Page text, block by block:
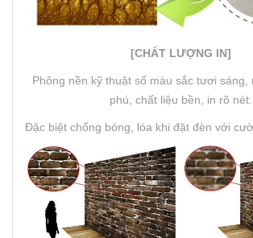
[CHẤT LƯỢNG IN]
Phông nền kỹ thuật số màu sắc tươi sáng,
phú, chất liệu bền, in rõ nét.
Đặc biệt chống bóng, lóa khi đặt đèn với